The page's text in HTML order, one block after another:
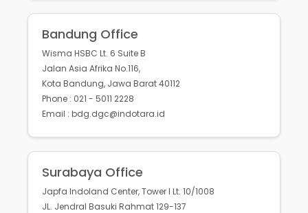
Bandung Office
Wisma HSBC Lt. 6 Suite B
Jalan Asia Afrika No.116,
Kota Bandung, Jawa Barat 40112
Phone : 021 - 5011 2228
Email : bdg.dgc@indotara.id
Surabaya Office
Japfa Indoland Center, Tower I Lt. 10/1008
JL. Jendral Basuki Rahmat 129-137